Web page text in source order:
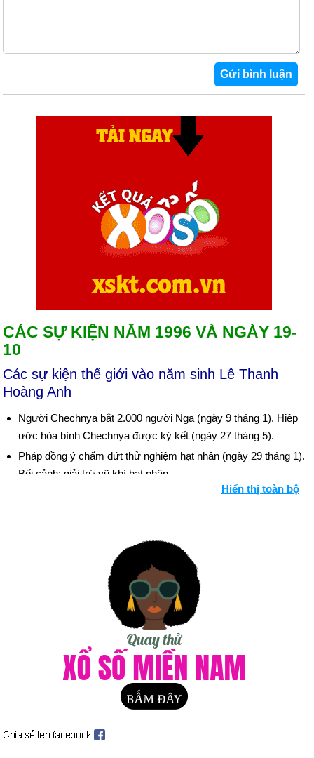
CÁC SỰ KIỆN NĂM 1996 VÀ NGÀY 19-
10
Các sự kiện thế giới vào năm sinh Lê Thanh
Hoàng Anh
Người Chechnya bắt 2.000 người Nga (ngày 9 tháng 1). Hiệp
ước hòa bình Chechnya được ký kết (ngày 27 tháng 5).
Pháp đồng ý chấm dứt thử nghiệm hạt nhân (ngày 29 tháng 1).
Bối cảnh: giải trừ vũ khí hạt nhân
Nước Anh báo động trước đợt bùng phát dịch bệnh "bò điên"
Croatia (ngày 22 tháng 3). Các quốc gia cam kết viện trợ 1,23
tỷ USD để tái thiết Bosnia (ngày 22 tháng 4).
Nam Phi có hiến pháp mới (ngày 8 tháng 5).
Israel bầu Benjamin Netanyahu làm thủ tướng (ngày 31 tháng
Người Iraq tấn công vào vùng đất của người Kurd (ngày 31
tháng 8); sau khi cảnh báo, Hoa Kỳ tấn công các tuyến phòng
không phía nam của Iraq (từ ngày 2 đến ngày 3 tháng 9).
Các thủ lĩnh phiến quân Taliban chiếm thủ đô Kabul của
Bạo lực sắc tộc bùng phát tại các trại tị nạn ở Zairia (ngày 13
Hiển thị toàn bộ